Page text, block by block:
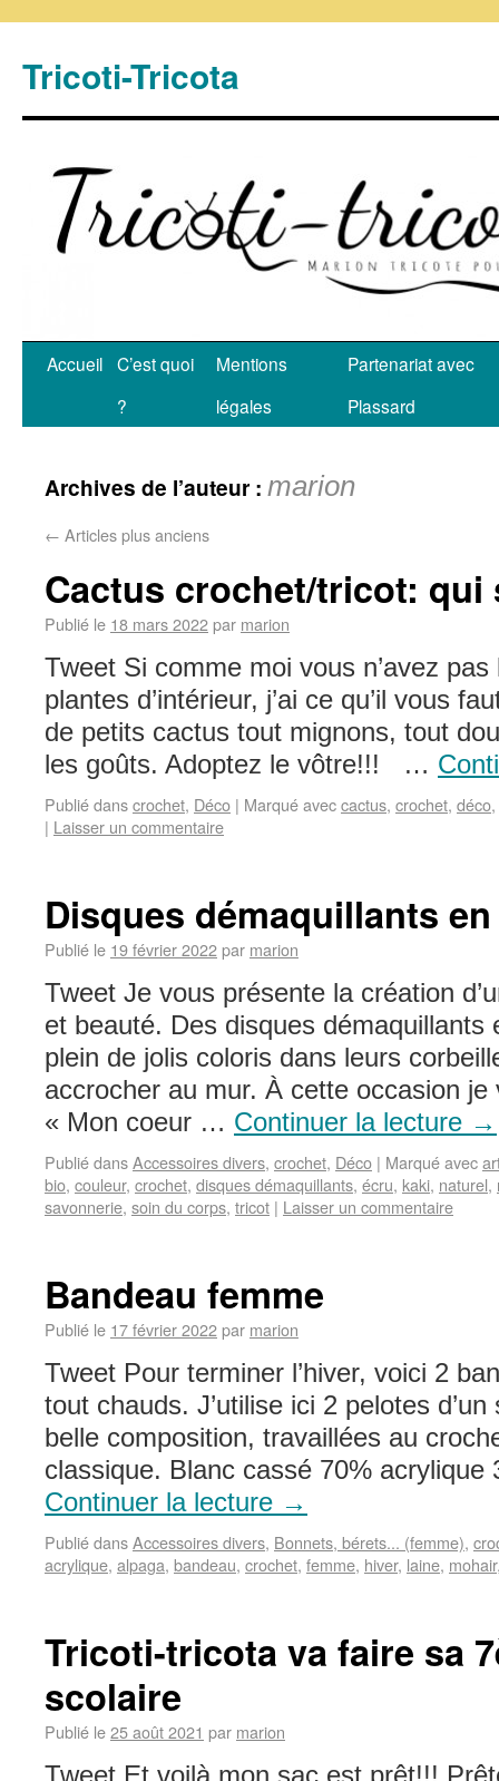
Tricoti-Tricota
Accueil C’est quoi
?
Mentions
légales
Partenariat avec
Plassard
Archives de l’auteur : marion
← Articles plus anciens
Cactus crochet/tricot:
Publié le 18 mars 2022par marion
Tweet Si comme moi vous n’avez
plantes d’intérieur, j’ai ce qu’il vous
de petits cactus tout mignons, tout
les goûts. Adoptez le vôtre!!! …
Publié danscrochet, Déco | Marqué aveccactus, crochet, déco,
| Laisser un commentaire
Disques démaquillants
Publié le 19 février 2022par marion
Tweet Je vous présente la création
et beauté. Des disques démaquillants
plein de jolis coloris dans leurs
accrocher au mur. À cette occasion je
« Mon coeur … Continuer la lecture →
Publié dansAccessoires divers, crochet, Déco | Marqué avec
bio, couleur, crochet, disques démaquillants, écru, kaki, naturel,
savonnerie, soin du corps, tricot | Laisser un commentaire
Bandeau femme
Publié le 17 février 2022par marion
Tweet Pour terminer l’hiver, voici 2
tout chauds. J’utilise ici 2 pelotes
belle composition, travaillées au
classique. Blanc cassé 70%
Continuer la lecture →
Publié dansAccessoires divers, Bonnets, bérets... (femme),
acrylique, alpaga, bandeau, crochet, femme, hiver, laine, mohair
Tricoti-tricota va faire sa
scolaire
Publié le25 août 2021 par marion
Tweet Et voilà mon sac est prêt!!!